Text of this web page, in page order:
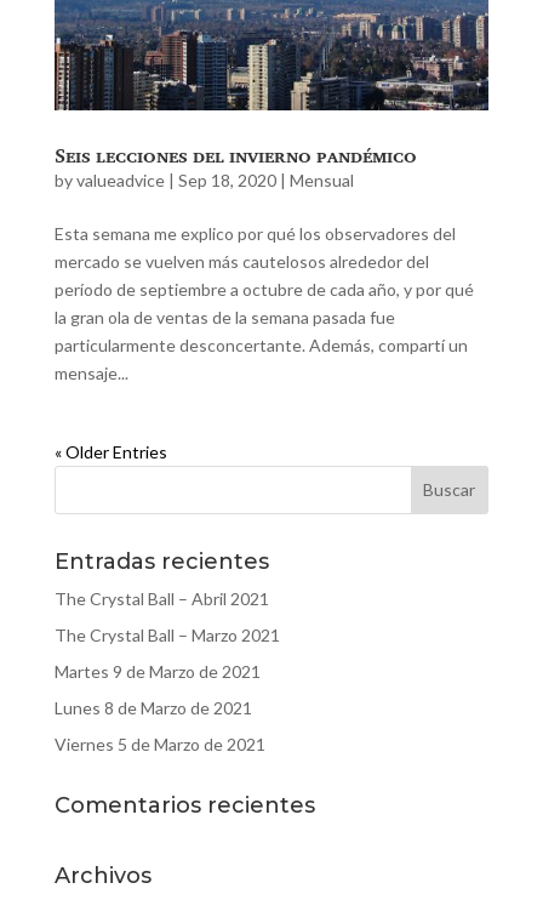
Seis lecciones del invierno pandémico
byvalueadvice| Sep 18, 2020| Mensual
Esta semana me explico por qué los observadores del
mercado se vuelven más cautelosos alrededor del
período de septiembre a octubre de cada año, y por qué
la gran ola de ventas de la semana pasada fue
particularmente desconcertante. Además, compartí un
mensaje...
« Older Entries
Entradas recientes
The Crystal Ball – Abril 2021
The Crystal Ball – Marzo 2021
Martes 9 de Marzo de 2021
Lunes 8 de Marzo de 2021
Viernes 5 de Marzo de 2021
Comentarios recientes
Archivos